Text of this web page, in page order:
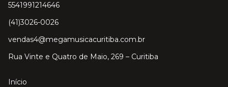
5541991214646
(41)3026-0026
vendas4@megamusicacuritiba.com.br
Rua Vinte e Quatro de Maio, 269 – Curitiba
Início